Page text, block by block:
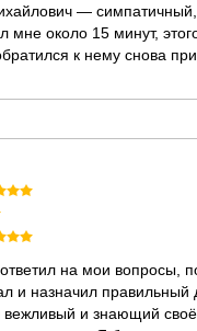
—
мне около 15 минут,
к нему снова при
на мои вопросы,
и назначил правильный
вежливый и знающий